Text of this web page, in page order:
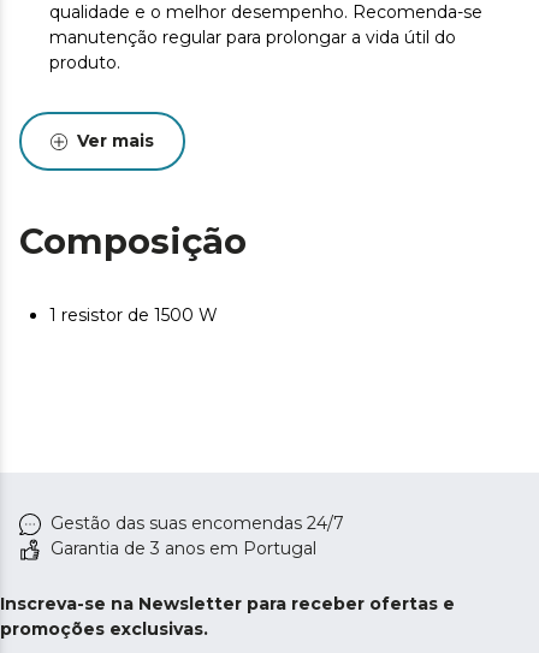
qualidade e o melhor desempenho. Recomenda-se
manutenção regular para prolongar a vida útil do
produto.
Ver mais
Composição
1 resistor de 1500 W
Gestão das suas encomendas 24/7
Garantia de 3 anos em Portugal
Inscreva-se na Newsletter para receber ofertas e
promoções exclusivas.